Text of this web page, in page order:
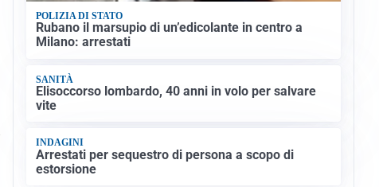
POLIZIA DI STATO
Rubano il marsupio di un’edicolante in centro a
Milano: arrestati
SANITÀ
Elisoccorso lombardo, 40 anni in volo per salvare
vite
INDAGINI
Arrestati per sequestro di persona a scopo di
estorsione